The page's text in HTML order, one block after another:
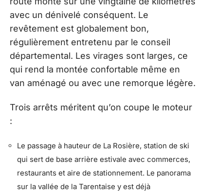
avec un dénivelé conséquent. Le
revêtement est globalement bon,
régulièrement entretenu par le conseil
départemental. Les virages sont larges, ce
qui rend la montée confortable même en
van aménagé ou avec une remorque légère.
Trois arrêts méritent qu’on coupe le moteur
:
Le passage à hauteur de La Rosière, station de ski
qui sert de base arrière estivale avec commerces,
restaurants et aire de stationnement. Le panorama
sur la vallée de la Tarentaise y est déjà